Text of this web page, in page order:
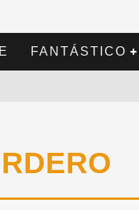
FANTÁSTICO